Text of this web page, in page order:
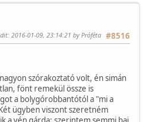
#8516
: 2016-01-09, 23:14:21 by Próféta
szórakoztató volt, én simán
fönt remekül össze is
a bolygórobbantótól a "mi a
ügyben viszont szeretném